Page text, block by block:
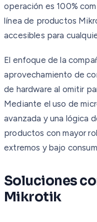
operación es 100%
línea de productos
accesibles para
El enfoque de la
aprovechamiento de
de hardware al omitir
Mediante el uso de
avanzada y una lógica
productos con mayor
extremos y bajo
Soluciones
Mikrotik